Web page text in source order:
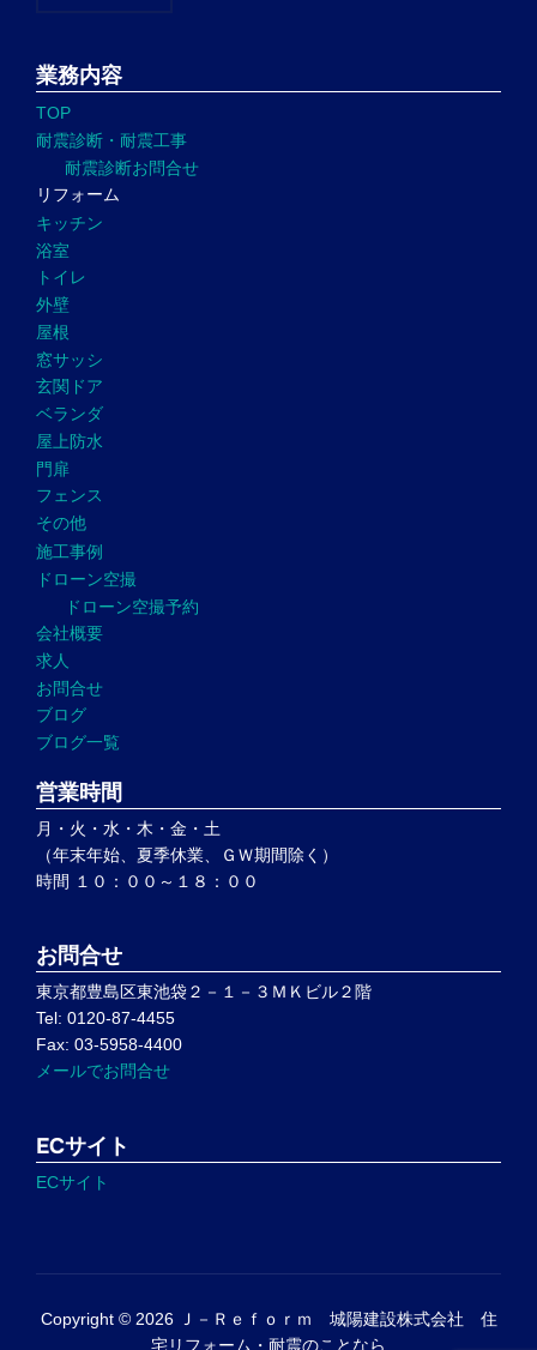
業務内容
TOP
耐震診断・耐震工事
耐震診断お問合せ
リフォーム
キッチン
浴室
トイレ
外壁
屋根
窓サッシ
玄関ドア
ベランダ
屋上防水
門扉
フェンス
その他
施工事例
ドローン空撮
ドローン空撮予約
会社概要
求人
お問合せ
ブログ
ブログ一覧
営業時間
月・火・水・木・金・土
（年末年始、夏季休業、ＧＷ期間除く）
時間 １０：００～１８：００
お問合せ
東京都豊島区東池袋２－１－３ＭＫビル２階
Tel: 0120-87-4455
Fax: 03-5958-4400
メールでお問合せ
ECサイト
ECサイト
Copyright © 2026 Ｊ－Ｒｅｆｏｒｍ 城陽建設株式会社 住
宅リフォーム・耐震のことなら